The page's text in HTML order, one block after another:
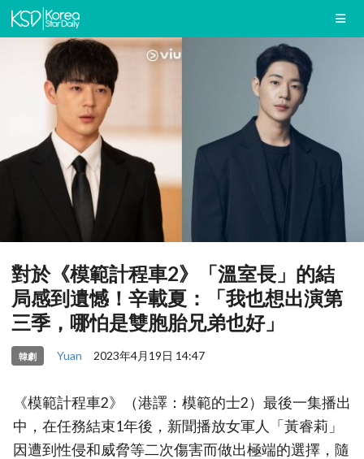
對於《模範計程車2》「溫室長」的結
局感到遺憾！辛載夏：「我也想出演第
三季，哪怕是雙胞胎兄弟也好」
韓劇 Yuan 2023年4月19日 14:47
《模範計程車2》（港譯：模範的士2）最後一集播出
中，在任務結束1年後，新聞播放女軍人「黃睿莉」
因遭到性侵和威脅等二次傷害而做出極端的選擇，隨